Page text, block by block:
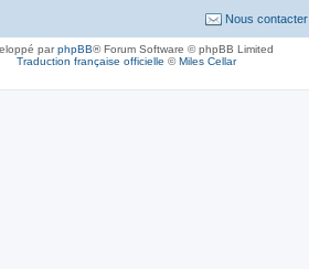
Nous contacter
parphpBB® Forum Software © phpBB Limited
Traduction française officielle ©Miles Cellar